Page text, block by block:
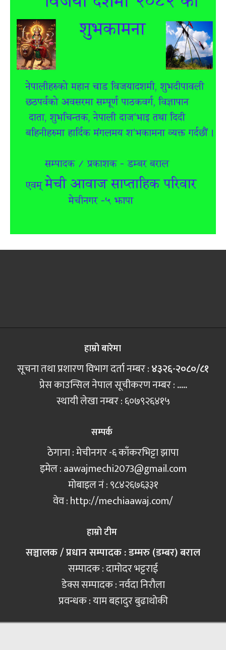
हाम्रो बारेमा
सूचना तथा प्रशारण विभाग दर्ता नम्बर :४३२६-२०८०/८१
प्रेस काउन्सिल नेपाल सूचीकरण नम्बर :.....
स्थायी लेखा नम्बर : ६०७९२६४१५
सम्पर्क
ठेगाना : मेचीनगर -६ काँकरभिट्टा झापा
इमेल :aawajmechi2073@gmail.com
मोबाइल नं‍ : ९८४२६७६३३१
वेव : http://mechiaawaj.com/
हाम्रो टीम
सञ्चालक / प्रधान सम्पादक : डम्मरु (डम्बर) बराल
सम्पादक : दामोदर भट्टराई
डेक्स सम्पादक : नर्वदा निरौला
प्रवन्धक : याम बहादुर बुढाथोकी